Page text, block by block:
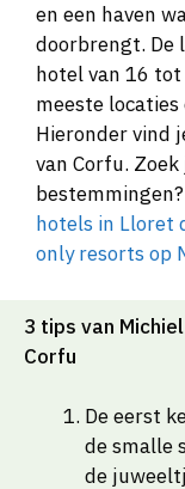
en een haven
doorbrengt. De
hotel van 16
meeste
Hieronder vind
van Corfu.
hotels in Lloret
only resorts op
3 tips van
Corfu
De eerst
de smalle
de